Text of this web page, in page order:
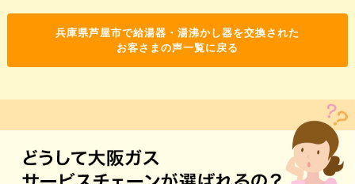
兵庫県芦屋市で給湯器・湯沸かし器を交換された
お客さまの声一覧に戻る